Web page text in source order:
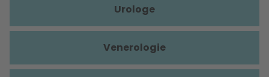
Urologe
Venerologie